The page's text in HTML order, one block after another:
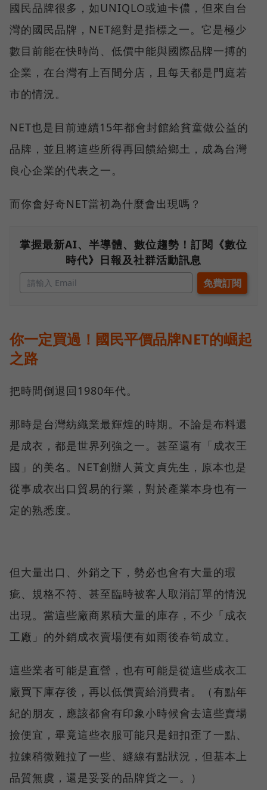
國民品牌很多，如UNIQLO或迪卡儂，但來自台
灣的國民品牌，NET絕對是指標之一。它是極少
數目前能在快時尚、低價中能與國際品牌一搏的
企業，在台灣有上百間分店，且每天都是門庭若
市的情況。
NET也是目前連續15年都會封館給貧童做公益的
品牌，並且將這些所得再回饋給鄉土，成為台灣
良心企業的代表之一。
而你會好奇NET當初為什麼會出現嗎？
掌握最新AI、半導體、數位趨勢！訂閱《數位
時代》日報及社群活動訊息
你一定買過！國民平價品牌NET的崛起
之路
把時間倒退回1980年代。
那時是台灣紡織業最輝煌的時期。不論是布料還
是成衣，都是世界列強之一。甚至還有「成衣王
國」的美名。NET創辦人黃文貞先生，原本也是
從事成衣出口貿易的行業，對於產業本身也有一
定的熟悉度。
但大量出口、外銷之下，勢必也會有大量的瑕
疵、規格不符、甚至臨時被客人取消訂單的情況
出現。當這些廠商累積大量的庫存，不少「成衣
工廠」的外銷成衣賣場便有如雨後春筍成立。
這些業者可能是直營，也有可能是從這些成衣工
廠買下庫存後，再以低價賣給消費者。（有點年
紀的朋友，應該都會有印象小時候會去這些賣場
撿便宜，畢竟這些衣服可能只是鈕扣歪了一點、
拉鍊稍微難拉了一些、縫線有點狀況，但基本上
品質無虞，還是妥妥的品牌貨之一。）